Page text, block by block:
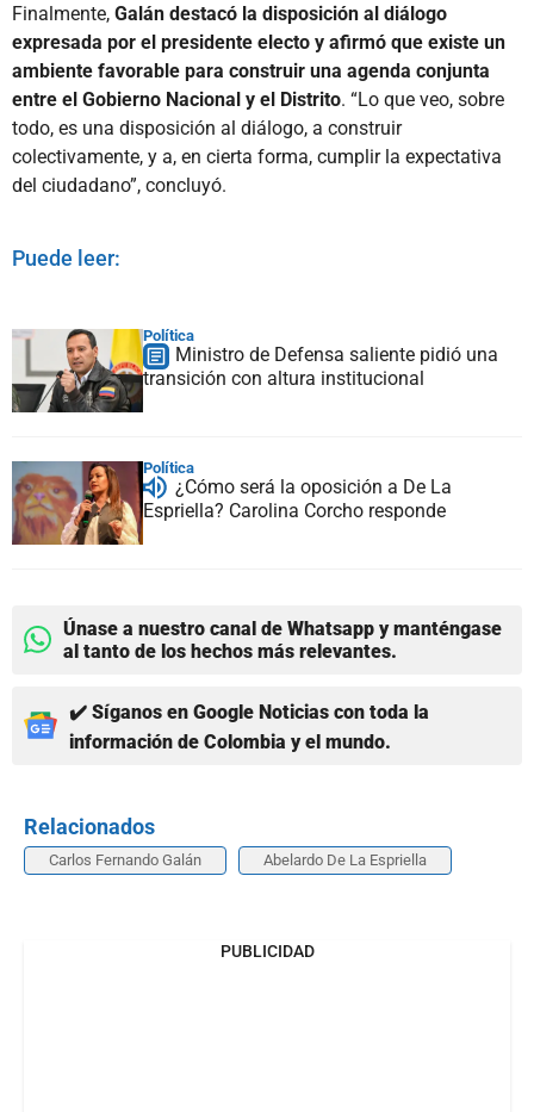
Finalmente, Galán destacó la disposición al diálogo
expresada por el presidente electo y afirmó que existe un
ambiente favorable para construir una agenda conjunta
entre el Gobierno Nacional y el Distrito. “Lo que veo, sobre
todo, es una disposición al diálogo, a construir
colectivamente, y a, en cierta forma, cumplir la expectativa
del ciudadano”, concluyó.
Puede leer:
Política
Ministro de Defensa saliente pidió una
transición con altura institucional
Política
¿Cómo será la oposición a De La
Espriella? Carolina Corcho responde
Únase a nuestro canal de Whatsapp y manténgase
al tanto de los hechos más relevantes.
✔️ Síganos en Google Noticias con toda la
información de Colombia y el mundo.
Relacionados
Carlos Fernando Galán Abelardo De La Espriella
PUBLICIDAD